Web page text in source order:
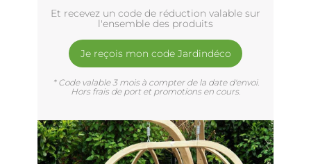
Et recevez un code de réduction valable sur
l'ensemble des produits
Je reçois mon code Jardindéco
* Code valable 3 mois à compter de la date d'envoi.
Hors frais de port et promotions en cours.